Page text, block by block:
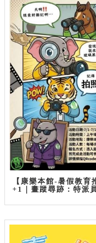
【康樂本館-暑假教
+1｜畫蹤尋跡：特派